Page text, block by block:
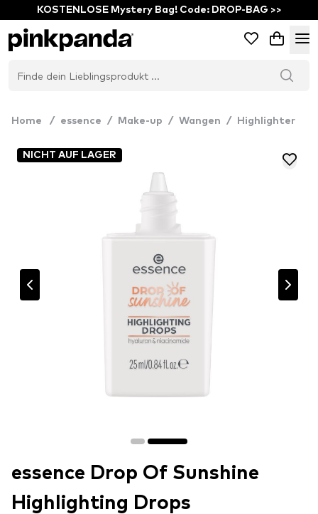
KOSTENLOSE Mystery Bag! Code: DROP-BAG >>
Home / essence / Make-up / Wangen / Highlighter
NICHT AUF LAGER
essence Drop Of Sunshine
Highlighting Drops